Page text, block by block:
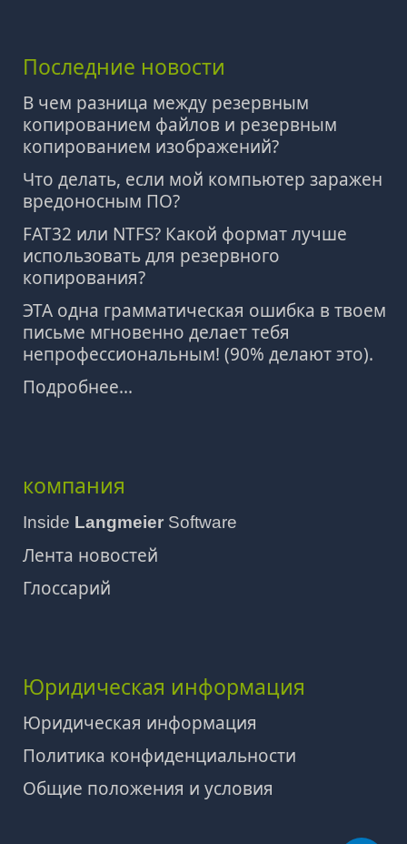
Последние новости
В чем разница между резервным
копированием файлов и резервным
копированием изображений?
Что делать, если мой компьютер заражен
вредоносным ПО?
FAT32 или NTFS? Какой формат лучше
использовать для резервного
копирования?
ЭТА одна грамматическая ошибка в твоем
письме мгновенно делает тебя
непрофессиональным! (90% делают это).
Подробнее...
компания
Inside Langmeier Software
Лента новостей
Глоссарий
Юридическая информация
Юридическая информация
Политика конфиденциальности
Общие положения и условия